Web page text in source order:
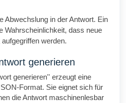
Abwechslung in der Antwort. Ein
Wahrscheinlichkeit, dass neue
werden.
generieren
generieren'' erzeugt eine
Format. Sie eignet sich für
die Antwort maschinenlesbar